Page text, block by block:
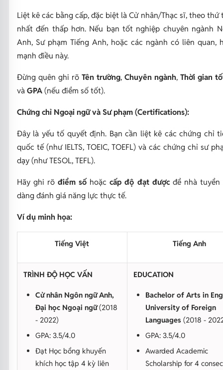
Liệt kê các bằng cấp, đặc biệt là Cử nhân/Thạc sĩ, theo thứ
nhất đến thấp hơn. Nếu bạn tốt nghiệp chuyên ngành
Anh, Sư phạm Tiếng Anh, hoặc các ngành có liên quan,
mạnh điều này.
Đừng quên ghi rõ Tên trường, Chuyên ngành, Thời gian
và GPA(nếu điểm số tốt).
Chứng chỉ Ngoại ngữ và Sư phạm (Certifications):
Đây là yếu tố quyết định. Bạn cần liệt kê các chứng chỉ
quốc tế (như IELTS, TOEIC, TOEFL) và các chứng chỉ sư
dạy (như TESOL, TEFL).
Hãy ghi rõđiểm sốhoặccấp độ đạt đượcđể nhà tuyển
dàng đánh giá năng lực thực tế.
Ví dụ minh họa:
Tiếng Việt Tiếng Anh
TRÌNH ĐỘ HỌC VẤN
Cử nhân Ngôn ngữ Anh,
Đại học Ngoại ngữ(2018
- 2022)
GPA: 3.5/4.0
Đạt Học bổng khuyến
khích học tập 4 kỳ liên
EDUCATION
Bachelor of Arts in
University of Foreign
Languages (2018 -
GPA: 3.5/4.0
Awarded Academic
Scholarship for 4